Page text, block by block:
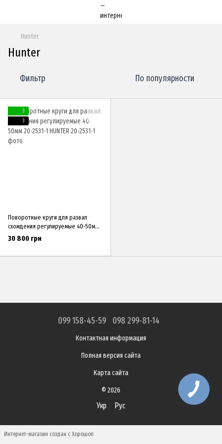
Hunter
Hunter
Фильтр По популярности
3
3
Поворотные круги для развал
схождения регулируемые 40-50мм
20-2531-1 HUNTER
30 800 грн
099 158-45-59 098 299-81-14
Контактная информация
Полная версия сайта
Карта сайта
© 2026
Укр Рус
Интернет-магазин создан с Хорошоп